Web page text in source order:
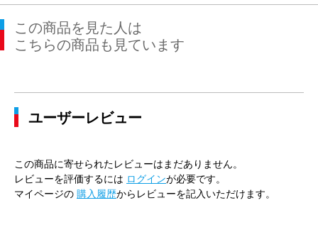
この商品を見た人は
こちらの商品も見ています
ユーザーレビュー
この商品に寄せられたレビューはまだありません。
レビューを評価するには ログインが必要です。
マイページの 購入履歴からレビューを記入いただけます。